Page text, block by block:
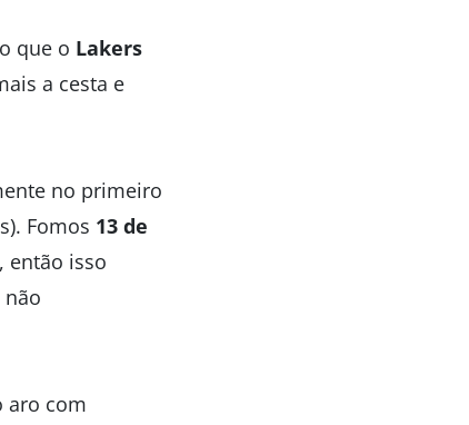
que o Lakers
a cesta e
no primeiro
Fomos 13 de
então isso
aro com